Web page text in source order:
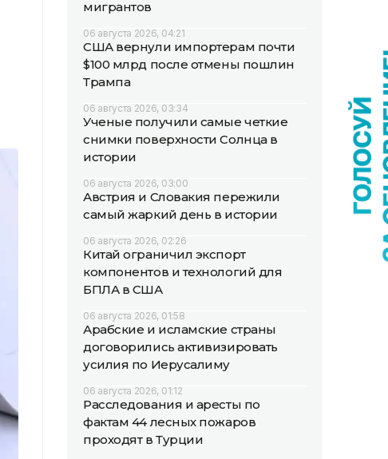
мигрантов
06 августа 2026, 04:21
США вернули импортерам почти
$100 млрд после отмены пошлин
Трампа
06 августа 2026, 03:34
Ученые получили самые четкие
снимки поверхности Солнца в
истории
06 августа 2026, 03:00
Австрия и Словакия пережили
самый жаркий день в истории
06 августа 2026, 02:26
Китай ограничил экспорт
компонентов и технологий для
БПЛА в США
06 августа 2026, 01:58
Арабские и исламские страны
договорились активизировать
усилия по Иерусалиму
06 августа 2026, 01:12
Расследования и аресты по
фактам 44 лесных пожаров
проходят в Турции